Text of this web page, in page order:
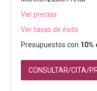
Ver precios
Ver tasas de éxito
Presupuestos con 10%
CONSULTAR/CITA/